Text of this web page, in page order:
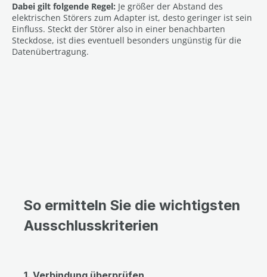
Dabei gilt folgende Regel: Je größer der Abstand des
elektrischen Störers zum Adapter ist, desto geringer ist sein
Einfluss. Steckt der Störer also in einer benachbarten
Steckdose, ist dies eventuell besonders ungünstig für die
Datenübertragung.
So ermitteln Sie die wichtigsten
Ausschlusskriterien